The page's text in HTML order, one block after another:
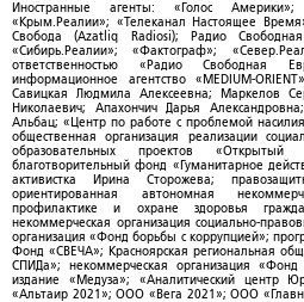
Иностранные агенты: «Голос Америки»;
«Крым.Реалии»; «Телеканал Настоящее
Свобода (Azatliq Radiosi); Радио Свободная
«Сибирь.Реалии»; «Фактограф»;
ответственностью «Радио Свободная
информационное агентство «MEDIUM-
Савицкая Людмила Алексеевна; Маркелов
Николаевич; Апахончич Дарья
Альбац; «Центр по работе с проблемой
общественная организация реализации
образовательных проектов «Открытый
благотворительный фонд «Гуманитарное
активистка Ирина Сторожева;
ориентированная автономная
профилактике и охране здоровья
некоммерческая организация социально-
организация «Фонд борьбы с коррупцией»;
Фонд «СВЕЧА»; Красноярская региональная
СПИДа»; некоммерческая организация
издание «Медуза»; «Аналитический центр
«Альтаир 2021»; ООО «Вега 2021»; ООО